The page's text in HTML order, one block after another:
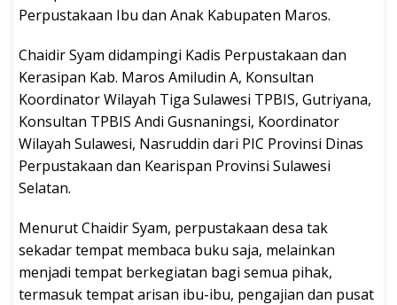
Perpustakaan Ibu dan Anak Kabupaten Maros.
Chaidir Syam didampingi Kadis Perpustakaan dan
Kerasipan Kab. Maros Amiludin A, Konsultan
Koordinator Wilayah Tiga Sulawesi TPBIS, Gutriyana,
Konsultan TPBIS Andi Gusnaningsi, Koordinator
Wilayah Sulawesi, Nasruddin dari PIC Provinsi Dinas
Perpustakaan dan Kearispan Provinsi Sulawesi
Selatan.
Menurut Chaidir Syam, perpustakaan desa tak
sekadar tempat membaca buku saja, melainkan
menjadi tempat berkegiatan bagi semua pihak,
termasuk tempat arisan ibu-ibu, pengajian dan pusat